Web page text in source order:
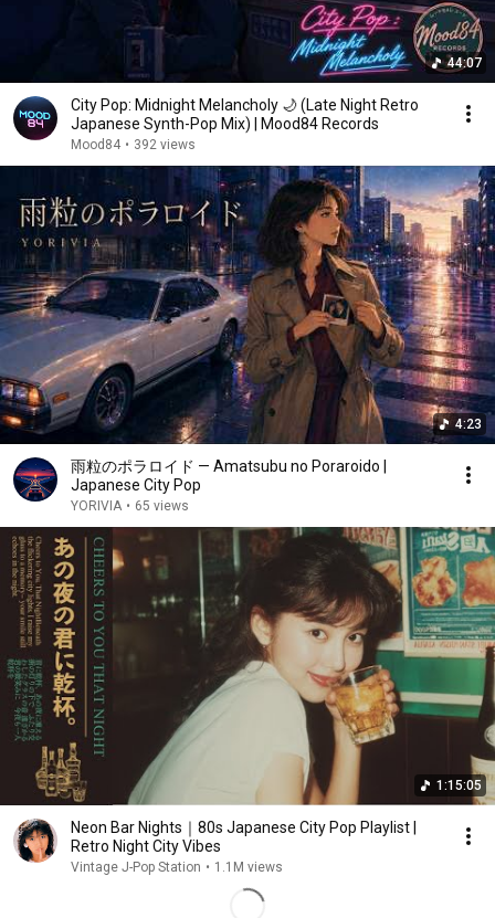
44:07
City Pop: Midnight Melancholy 🌙 (Late Night Retro
Japanese Synth-Pop Mix) | Mood84 Records
Mood84 • 392 views
4:23
雨粒のポラロイド — Amatsubu no Poraroido |
Japanese City Pop
YORIVIA • 65 views
1:15:05
Neon Bar Nights｜80s Japanese City Pop Playlist |
Retro Night City Vibes
Vintage J-Pop Station • 1.1M views